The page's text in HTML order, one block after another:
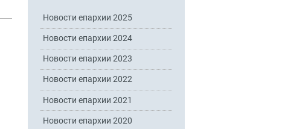
Новости епархии 2025
Новости епархии 2024
Новости епархии 2023
Новости епархии 2022
Новости епархии 2021
Новости епархии 2020